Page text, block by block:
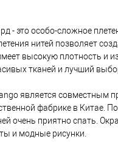
- это особо-сложное
нитей позволяет
высокую плотность и
тканей и лучший
является совместным
фабрике в Китае.
очень приятно спать.
и модные рисунки.